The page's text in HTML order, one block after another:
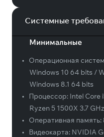
Системные
Минимальные
• Операционная
Windows 10 64 bits /
Windows 8.1 64 bits
•
Процессор: Intel Core
Ryzen 5 1500X 3.7 GHz
•
Оперативная память:
•
Видеокарта: NVIDIA